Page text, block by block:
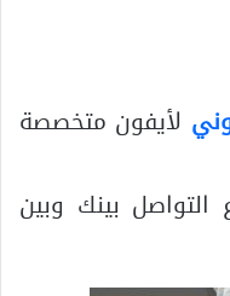
لأيفون متخصصة
التواصل بينك وبين